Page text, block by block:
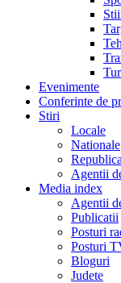
Evenimente
Conferinte de
Stiri
Locale
Nationale
Agentii
Media index
Agentii
Publicatii
Posturi
Posturi
Bloguri
Judete